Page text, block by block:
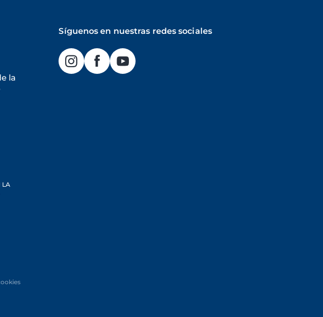
Síguenos en nuestras redes sociales
la
LA